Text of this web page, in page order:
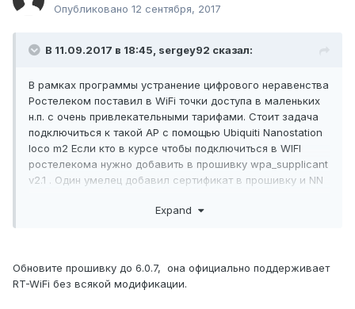
Опубликовано 12 сентября, 2017
В 11.09.2017 в 18:45, sergey92 сказал:
В рамках программы устранение цифрового неравенства
Ростелеком поставил в WiFi точки доступа в маленьких
н.п. с очень привлекательными тарифами. Стоит задача
подключиться к такой AP с помощью Ubiquiti Nanostation
loco m2 Если кто в курсе чтобы подключиться в WIFI
ростелекома нужно добавить в прошивку wpa_supplicant
v2.1 . Один умелец добавил сертификат в прошивку и NN
под XM . Новые аппараты не дружат с ней, если кто знает
прикреплена модифицированная прошивка. Крин Wreless
Expand
Обновите прошивку до 6.0.7, она официально поддерживает
RT-WiFi без всякой модификации.